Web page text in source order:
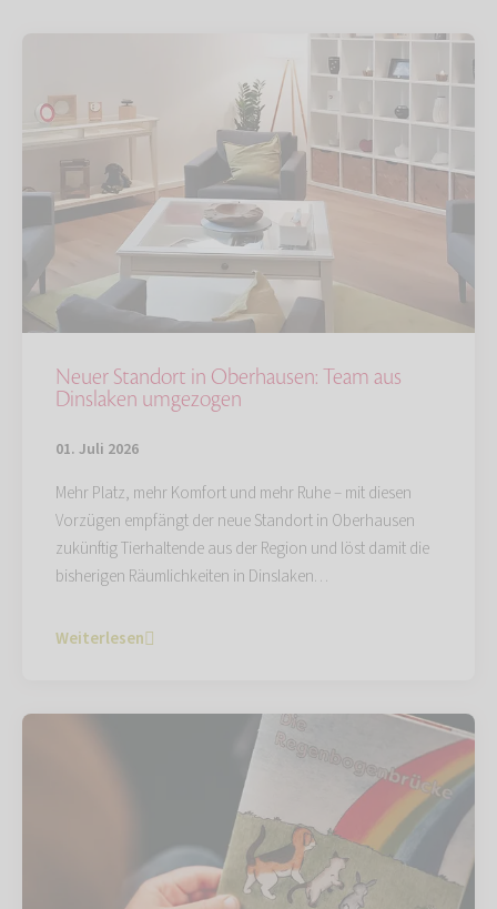
Neuer Standort in Oberhausen: Team aus
Dinslaken umgezogen
01. Juli 2026
Mehr Platz, mehr Komfort und mehr Ruhe – mit diesen
Vorzügen empfängt der neue Standort in Oberhausen
zukünftig Tierhaltende aus der Region und löst damit die
bisherigen Räumlichkeiten in Dinslaken…
Weiterlesen